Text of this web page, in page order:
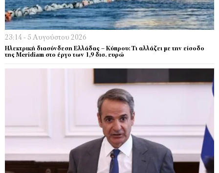
23:14 - 5 Αυγούστου 2026
Ηλεκτρική διασύνδεση Ελλάδας – Κύπρου: Τι αλλάζει με την είσοδο
της Meridiam στο έργο των 1,9 δισ. ευρώ